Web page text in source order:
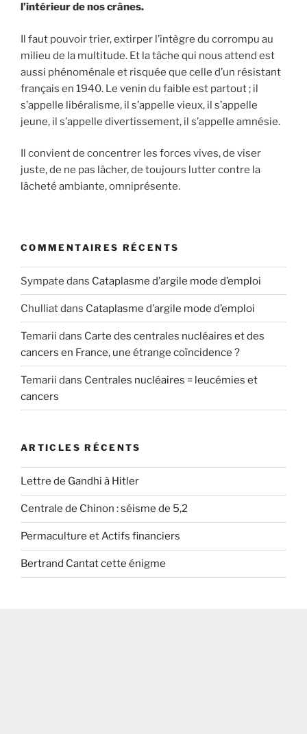
l’intérieur de nos crânes.
Il faut pouvoir trier, extirper l’intègre du corrompu au
milieu de la multitude. Et la tâche qui nous attend est
aussi phénoménale et risquée que celle d’un résistant
français en 1940. Le venin du faible est partout ; il
s’appelle libéralisme, il s’appelle vieux, il s’appelle
jeune, il s’appelle divertissement, il s’appelle amnésie.
Il convient de concentrer les forces vives, de viser
juste, de ne pas lâcher, de toujours lutter contre la
lâcheté ambiante, omniprésente.
COMMENTAIRES RÉCENTS
Sympate dans Cataplasme d’argile mode d’emploi
Chulliatdans Cataplasme d’argile mode d’emploi
Temarii dans Carte des centrales nucléaires et des
cancers en France, une étrange coïncidence ?
Temarii dans Centrales nucléaires = leucémies et
cancers
ARTICLES RÉCENTS
Lettre de Gandhi à Hitler
Centrale de Chinon : séisme de 5,2
Permaculture et Actifs financiers
Bertrand Cantat cette énigme